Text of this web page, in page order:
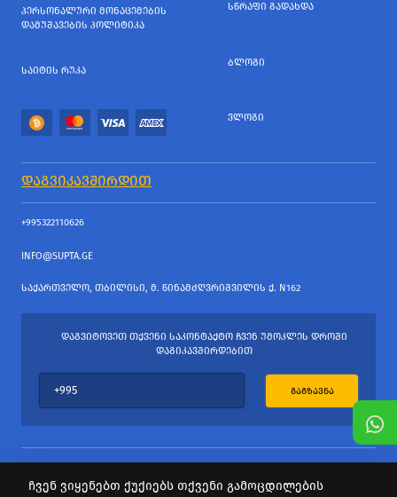
ᲞᲔᲠᲡᲝᲜᲐᲚᲣᲠᲘ ᲛᲝᲜᲐᲪᲔᲛᲔᲑᲘᲡ
ᲓᲐᲛᲣᲨᲐᲕᲔᲑᲘᲡ ᲞᲝᲚᲘᲢᲘᲙᲐ
ᲡᲐᲘᲢᲘᲡ ᲠᲣᲙᲐ
ᲡᲬᲠᲐᲤᲘ ᲒᲐᲓᲐᲮᲓᲐ
ᲑᲚᲝᲒᲘ
ᲕᲚᲝᲒᲘ
ᲓᲐᲒᲕᲘᲙᲐᲕᲨᲘᲠᲓᲘᲗ
+995322110626
INFO@SUPTA.GE
ᲡᲐᲥᲐᲠᲗᲕᲔᲚᲝ, ᲗᲑᲘᲚᲘᲡᲘ, Მ. ᲬᲘᲜᲐᲛᲫᲦᲕᲠᲘᲨᲕᲘᲚᲘᲡ Ქ. N162
ᲓᲐᲒᲕᲘᲢᲝᲕᲔᲗ ᲗᲥᲕᲔᲜᲘ ᲡᲐᲙᲝᲜᲢᲐᲥᲢᲝ ᲩᲕᲔᲜ ᲣᲛᲝᲙᲚᲔᲡ ᲓᲠᲝᲨᲘ
ᲓᲐᲒᲘᲙᲐᲕᲨᲘᲠᲓᲔᲑᲘᲗ
ᲒᲐᲒᲖᲐᲕᲜᲐ
ჩვენ ვიყენებთ ქუქიებს თქვენი გამოცდილების